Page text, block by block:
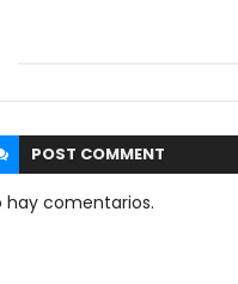
POST COMMENT
hay comentarios.